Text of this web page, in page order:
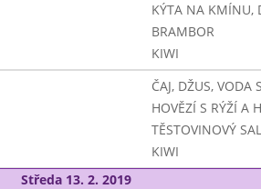
KÝTA NA KMÍNU,
BRAMBOR
KIWI
ČAJ, DŽUS, VODA
HOVĚZÍ S RÝŽÍ A
TĚSTOVINOVÝ
KIWI
Středa 13. 2. 2019